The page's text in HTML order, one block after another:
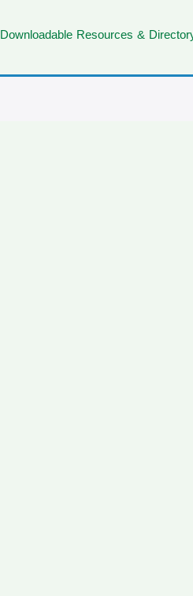
Downloadable Resources &